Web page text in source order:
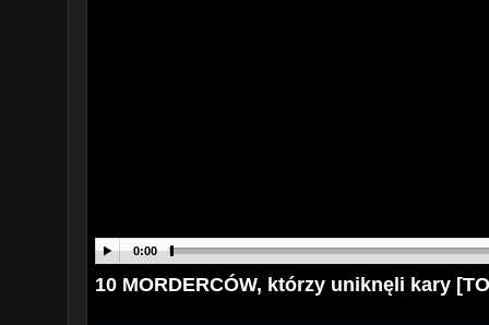
0:00
10 MORDERCÓW, którzy uniknęli kary